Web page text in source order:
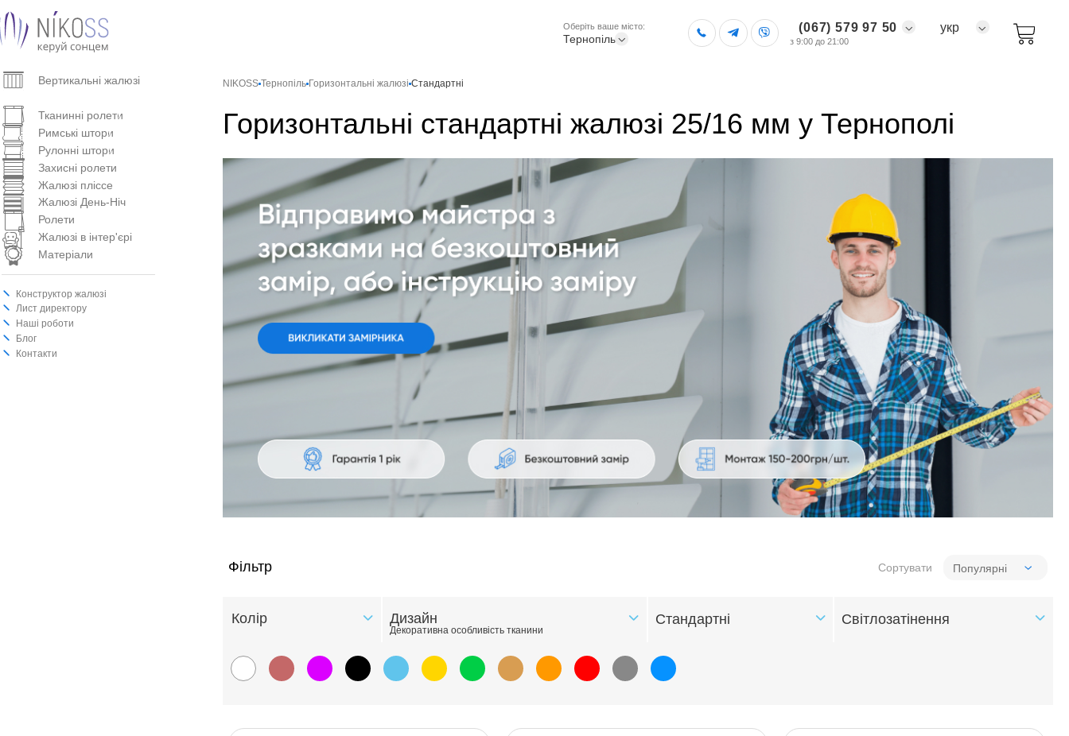
Оберіть ваше місто:
Тернопіль
(067) 579 97 50
з 9:00 до 21:00
укр
Вертикальнi жалюзi
Тканинні ролети
Римські штори
Рулонні штори
Захисні ролети
Жалюзі пліссе
Жалюзі День-Ніч
Ролети
Жалюзі в інтер'єрі
Матеріали
Конструктор жалюзі
Лист директору
Наші роботи
Блог
Контакти
NIKOSS Тернопіль Горизонтальні жалюзі Стандартні
Горизонтальні стандартні жалюзі 25/16 мм у Тернополі
Фільтр Сортувати
Колiр Дизайн
Декоративна особливість тканини
Стандартні Світлозатінення